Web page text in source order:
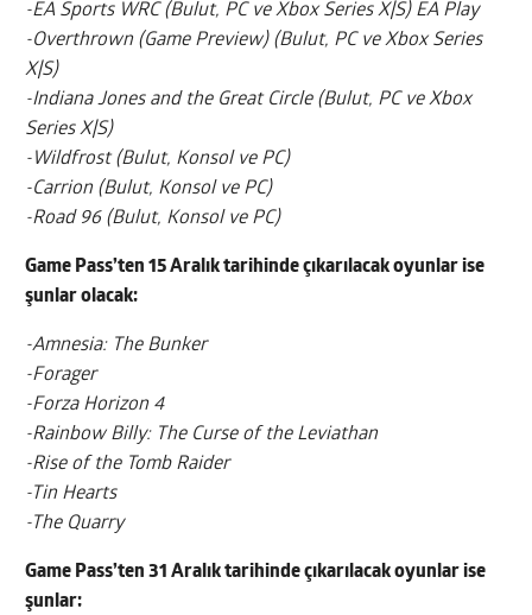
-EA Sports WRC (Bulut, PC ve Xbox Series X|S) EA Play
-Overthrown (Game Preview) (Bulut, PC ve Xbox Series
X|S)
-Indiana Jones and the Great Circle (Bulut, PC ve Xbox
Series X|S)
-Wildfrost (Bulut, Konsol ve PC)
-Carrion (Bulut, Konsol ve PC)
-Road 96 (Bulut, Konsol ve PC)
Game Pass’ten 15 Aralık tarihinde çıkarılacak oyunlar ise
şunlar olacak:
-Amnesia: The Bunker
-Forager
-Forza Horizon 4
-Rainbow Billy: The Curse of the Leviathan
-Rise of the Tomb Raider
-Tin Hearts
-The Quarry
Game Pass’ten 31 Aralık tarihinde çıkarılacak oyunlar ise
şunlar: